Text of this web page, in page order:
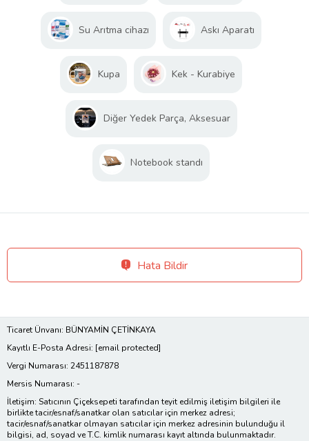
Su Arıtma cihazı Askı Aparatı
Kupa Kek - Kurabiye
Diğer Yedek Parça, Aksesuar
Notebook standı
Hata Bildir
Ticaret Ünvanı: BÜNYAMİN ÇETİNKAYA
Kayıtlı E-Posta Adresi: [email protected]
Vergi Numarası: 2451187878
Mersis Numarası: -
İletişim: Satıcının Çiçeksepeti tarafından teyit edilmiş iletişim bilgileri ile
birlikte tacir/esnaf/sanatkar olan satıcılar için merkez adresi;
tacir/esnaf/sanatkar olmayan satıcılar için merkez adresinin bulunduğu il
bilgisi, ad, soyad ve T.C. kimlik numarası kayıt altında bulunmaktadır.